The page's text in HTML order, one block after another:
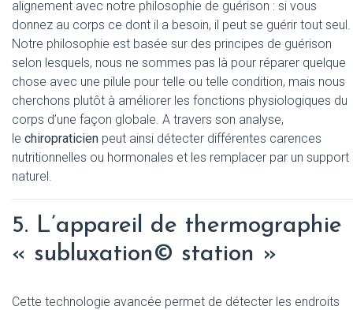
alignement avec notre philosophie de guérison : si vous
donnez au corps ce dont il a besoin, il peut se guérir tout seul.
Notre philosophie est basée sur des principes de guérison
selon lesquels, nous ne sommes pas là pour réparer quelque
chose avec une pilule pour telle ou telle condition, mais nous
cherchons plutôt à améliorer les fonctions physiologiques du
corps d’une façon globale. A travers son analyse,
le chiropraticien peut ainsi détecter différentes carences
nutritionnelles ou hormonales et les remplacer par un support
naturel.
5. L’appareil de thermographie
« subluxation© station »
Cette technologie avancée permet de détecter les endroits